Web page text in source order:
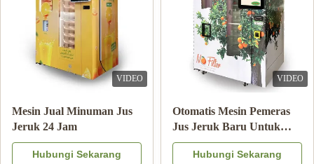
VIDEO
Double Tank Ice Slush
Machine Minuman Beku
Minuman Susu Koktail
BuahHubungi Sekarang
VIDEO
Catatan Pembayaran
Mesin Penjual Jus Jeruk
Dengan Sistem Pendingin
Hubungi Sekarang